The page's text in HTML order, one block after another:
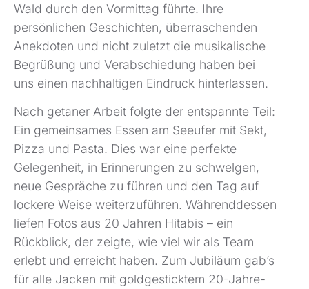
Wald durch den Vormittag führte. Ihre
persönlichen Geschichten, überraschenden
Anekdoten und nicht zuletzt die musikalische
Begrüßung und Verabschiedung haben bei
uns einen nachhaltigen Eindruck hinterlassen.
Nach getaner Arbeit folgte der entspannte Teil:
Ein gemeinsames Essen am Seeufer mit Sekt,
Pizza und Pasta. Dies war eine perfekte
Gelegenheit, in Erinnerungen zu schwelgen,
neue Gespräche zu führen und den Tag auf
lockere Weise weiterzuführen. Währenddessen
liefen Fotos aus 20 Jahren Hitabis – ein
Rückblick, der zeigte, wie viel wir als Team
erlebt und erreicht haben. Zum Jubiläum gab’s
für alle Jacken mit goldgesticktem 20-Jahre-